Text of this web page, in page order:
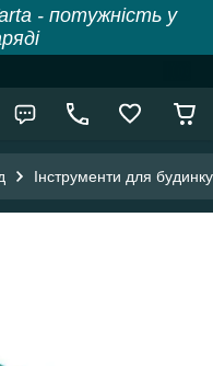
- потужність у
Інструменти для будинку